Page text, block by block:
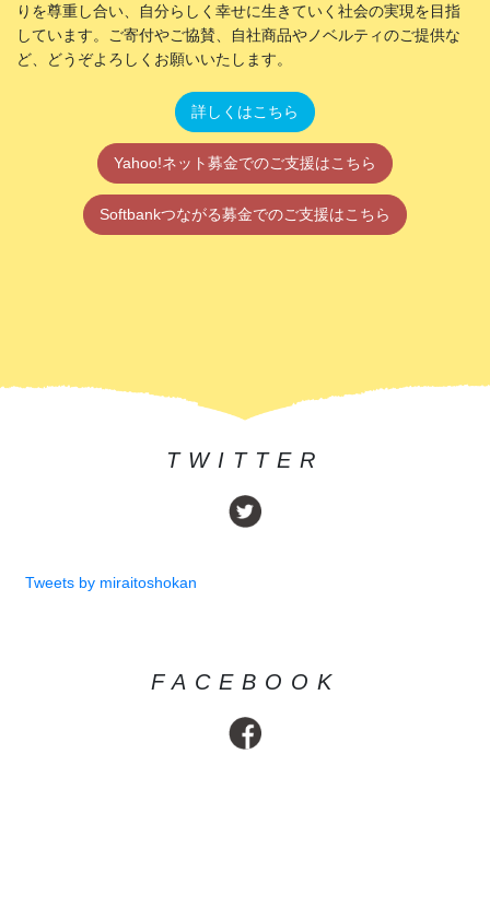
りを尊重し合い、自分らしく幸せに生きていく社会の実現を目指
しています。ご寄付やご協賛、自社商品やノベルティのご提供な
ど、どうぞよろしくお願いいたします。
詳しくはこちら
Yahoo!ネット募金でのご支援はこちら
Softbankつながる募金でのご支援はこちら
TWITTER
Tweets by miraitoshokan
FACEBOOK